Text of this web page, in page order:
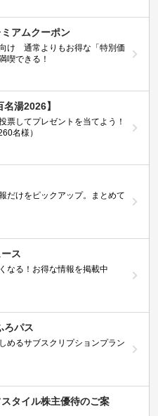
アムクーポン
け 通常よりもお得な「特別価
喫できる！
名湯2026】
票してプレゼントを当てよう！
名様）
だけをピックアップ。まとめて
ス
なる！お得な情報を掲載中
ろパス
めるサブスクリプションプラン
スタイル株主優待のご案